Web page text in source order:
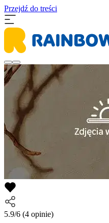
Przejdź do treści
5.9/6 (4 opinie)